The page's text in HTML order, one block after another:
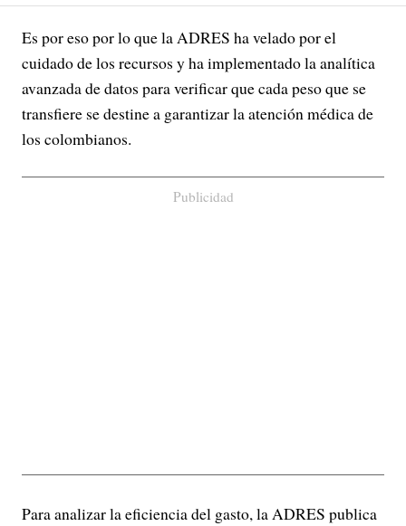
Es por eso por lo que la ADRES ha velado por el
cuidado de los recursos y ha implementado la analítica
avanzada de datos para verificar que cada peso que se
transfiere se destine a garantizar la atención médica de
los colombianos.
Publicidad
Para analizar la eficiencia del gasto, la ADRES publica